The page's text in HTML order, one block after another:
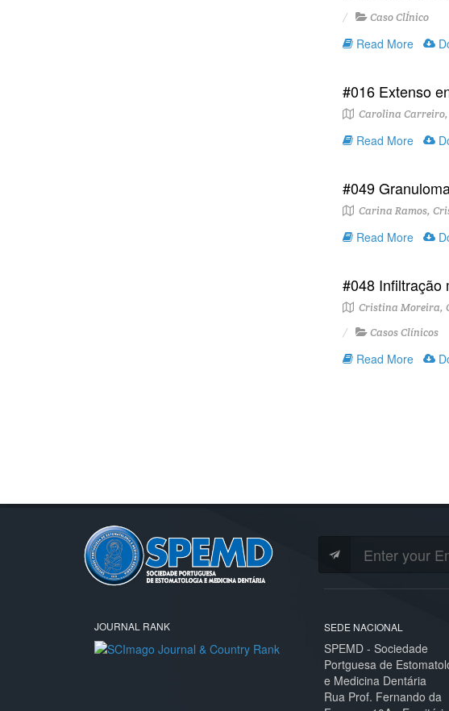
Caso ClÍnico
Read More
#016 Extenso
Carolina
Read More
#049
Carina Ramos,
Read More
#048 Infiltração
Cristina Moreira,
Casos Clínicos
Read More
JOURNAL RANK SEDE NACIONAL
SPEMD - Sociedade
Portguesa de
e Medicina Dentária
Rua Prof. Fernando da